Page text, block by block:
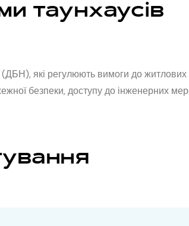
таунхаусів
(ДБН), які регулюють вимоги до
безпеки, доступу до інженерних